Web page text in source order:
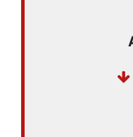
Compra en